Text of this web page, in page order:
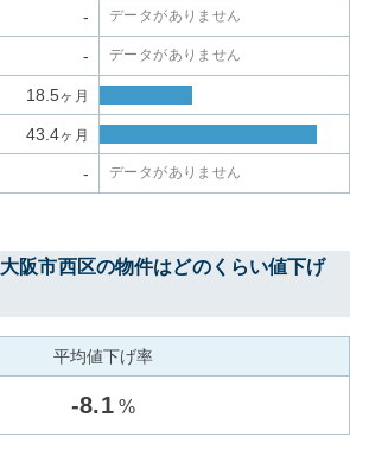
- データがありません
- データがありません
18.5ヶ月
43.4ヶ月
- データがありません
大阪市西区の物件はどのくらい値下げ
平均値下げ率
-8.1 %